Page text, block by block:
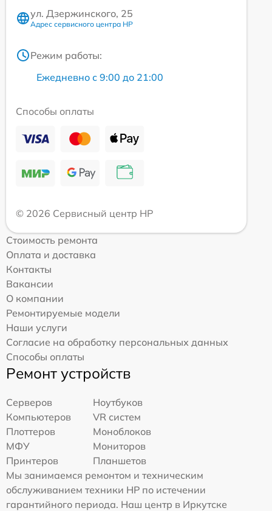
ул. Дзержинского, 25
Адрес сервисного центра HP
Режим работы:
Ежедневно с 9:00 до 21:00
Способы оплаты
© 2026 Сервисный центр HP
Стоимость ремонта
Оплата и доставка
Контакты
Вакансии
О компании
Ремонтируемые модели
Наши услуги
Согласие на обработку персональных данных
Способы оплаты
Ремонт устройств
Серверов
Ноутбуков
Компьютеров
VR систем
Плоттеров
Моноблоков
МФУ
Мониторов
Принтеров
Планшетов
Мы занимаемся ремонтом и техническим
обслуживанием техники HP по истечении
гарантийного периода. Наш центр в Иркутске